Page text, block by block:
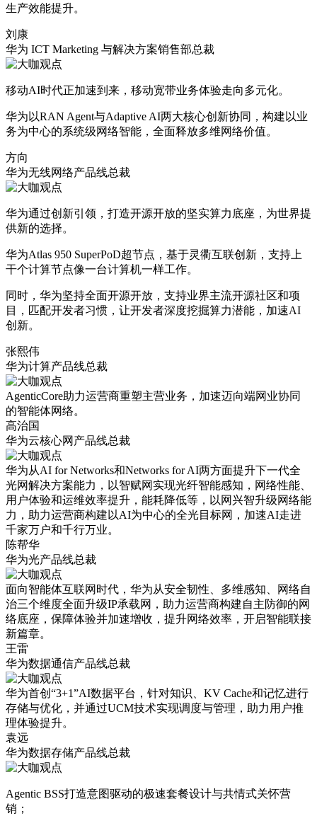
生产效能提升。
刘康
华为 ICT Marketing 与解决方案销售部总裁
移动AI时代正加速到来，移动宽带业务体验走向多元化。
华为以RAN Agent与Adaptive AI两大核心创新协同，构建以业
务为中心的系统级网络智能，全面释放多维网络价值。
方向
华为无线网络产品线总裁
华为通过创新引领，打造开源开放的坚实算力底座，为世界提
供新的选择。
华为Atlas 950 SuperPoD超节点，基于灵衢互联创新，支持上
干个计算节点像一台计算机一样工作。
同时，华为坚持全面开源开放，支持业界主流开源社区和项
目，匹配开发者习惯，让开发者深度挖掘算力潜能，加速AI
创新。
张熙伟
华为计算产品线总裁
AgenticCore助力运营商重塑主营业务，加速迈向端网业协同
的智能体网络。
高治国
华为云核心网产品线总裁
华为从AI for Networks和Networks for AI两方面提升下一代全
光网解决方案能力，以智赋网实现光纤智能感知，网络性能、
用户体验和运维效率提升，能耗降低等，以网兴智升级网络能
力，助力运营商构建以AI为中心的全光目标网，加速AI走进
千家万户和千行万业。
陈帮华
华为光产品线总裁
面向智能体互联网时代，华为从安全韧性、多维感知、网络自
治三个维度全面升级IP承载网，助力运营商构建自主防御的网
络底座，保障体验并加速增收，提升网络效率，开启智能联接
新篇章。
王雷
华为数据通信产品线总裁
华为首创“3+1”AI数据平台，针对知识、KV Cache和记忆进行
存储与优化，并通过UCM技术实现调度与管理，助力用户推
理体验提升。
袁远
华为数据存储产品线总裁
Agentic BSS打造意图驱动的极速套餐设计与共情式关怀营
销；